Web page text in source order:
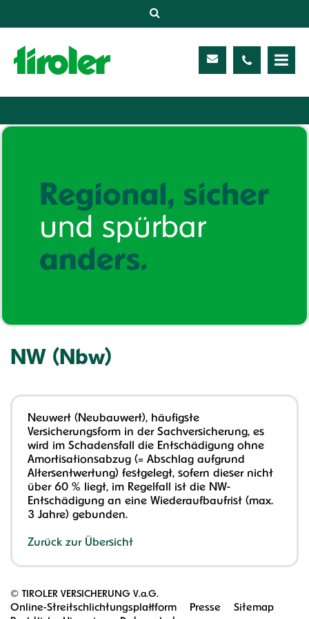
Service
Meine TIROLER
Karriere
NW (Nbw)
Neuwert (Neubauwert), häufigste
Versicherungsform in der Sachversicherung, es
wird im Schadensfall die Entschädigung ohne
Amortisationsabzug (= Abschlag aufgrund
Altersentwertung) festgelegt, sofern dieser nicht
über 60 % liegt, im Regelfall ist die NW-
Entschädigung an eine Wiederaufbaufrist (max.
3 Jahre) gebunden.
Zurück zur Übersicht
© TIROLER VERSICHERUNG V.a.G.
Online-Streitschlichtungsplattform
Presse
Sitemap